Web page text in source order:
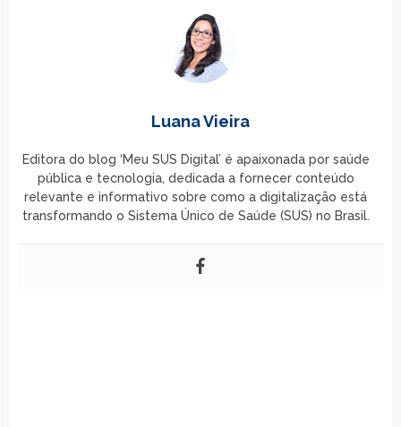
Luana Vieira
Editora do blog ‘Meu SUS Digital’ é apaixonada por saúde
pública e tecnologia, dedicada a fornecer conteúdo
relevante e informativo sobre como a digitalização está
transformando o Sistema Único de Saúde (SUS) no Brasil.